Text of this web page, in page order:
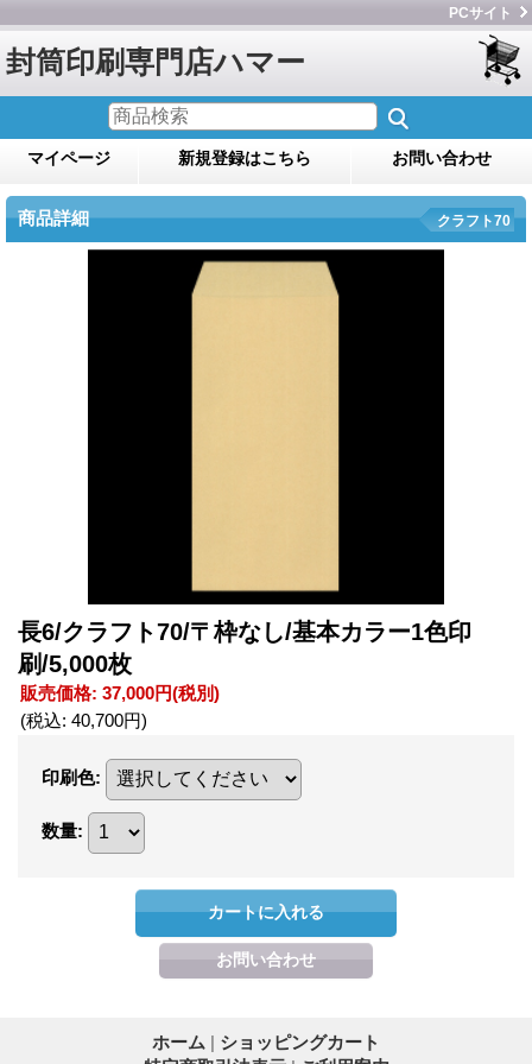
PCサイト
封筒印刷専門店ハマー
マイページ 新規登録はこちら お問い合わせ
商品詳細 クラフト70
長6/クラフト70/〒枠なし/基本カラー1色印
刷/5,000枚
販売価格: 37,000円(税別)
(税込: 40,700円)
印刷色:
数量:
ホーム | ショッピングカート